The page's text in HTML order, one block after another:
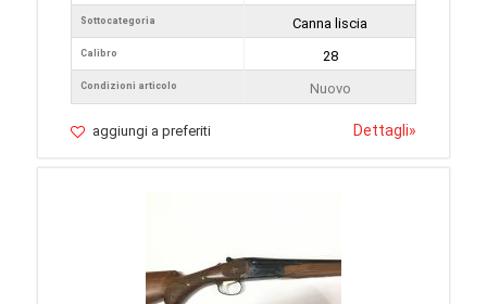
Sottocategoria
Calibro
Condizioni articolo
Canna liscia
28
Nuovo
aggiungi a preferiti Dettagli»